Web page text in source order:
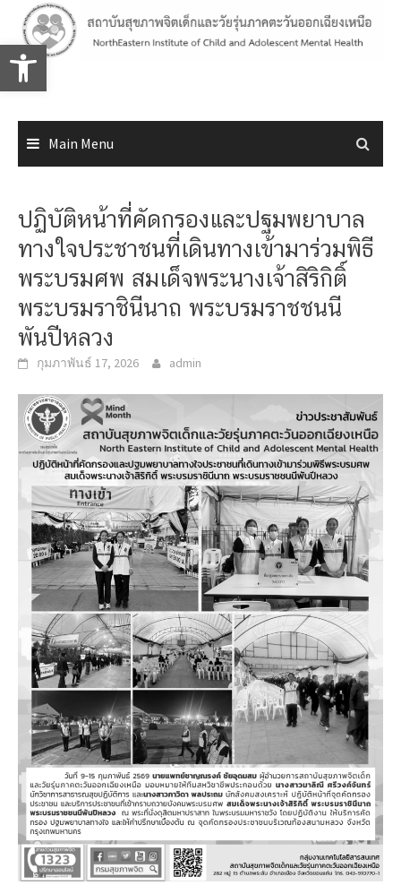
Open toolbar
content
Main Menu
ปฏิบัติหน้าที่คัดกรองและปฐมพยาบาล
ทางใจประชาชนที่เดินทางเข้ามาร่วมพิธี
พระบรมศพ สมเด็จพระนางเจ้าสิริกิติ์
พระบรมราชินีนาถ พระบรมราชชนนี
พันปีหลวง
กุมภาพันธ์ 17, 2026 admin